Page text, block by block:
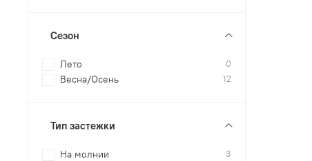
Сезон
Лето 0
Весна/Осень 12
Тип застежки
На молнии 3